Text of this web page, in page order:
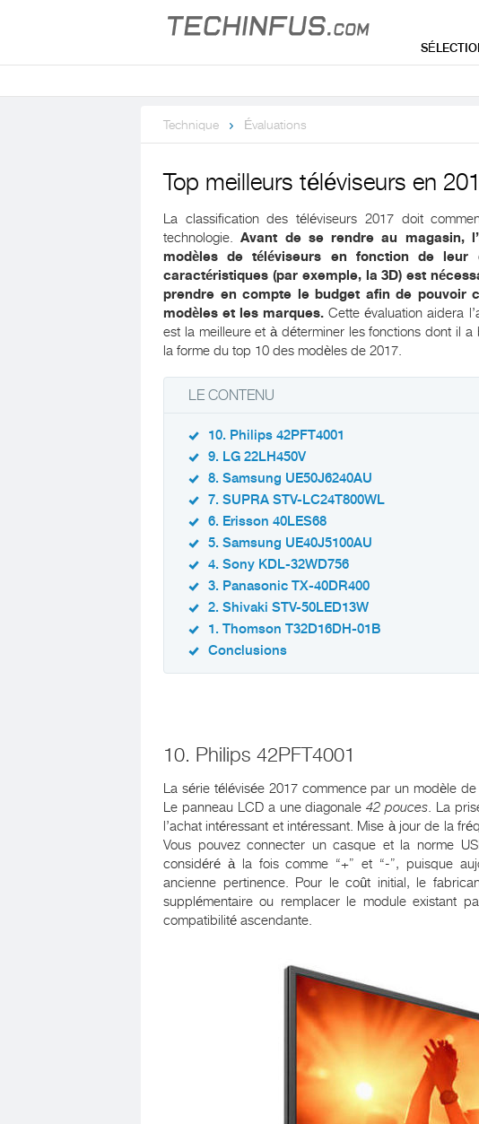
Technique Évaluations
Top meilleurs téléviseurs en
La classification des téléviseurs 2017 doit
technologie.Avant de se rendre au magasin,
modèles de téléviseurs en fonction de leur
caractéristiques (par exemple, la 3D) est
prendre en compte le budget afin de pouvoir
modèles et les marques.Cette évaluation aidera
est la meilleure et à déterminer les fonctions dont il
la forme du top 10 des modèles de 2017.
LE CONTENU
10. Philips 42PFT4001
9. LG 22LH450V
8. Samsung UE50J6240AU
7. SUPRA STV-LC24T800WL
6. Erisson 40LES68
5. Samsung UE40J5100AU
4. Sony KDL-32WD756
3. Panasonic TX-40DR400
2. Shivaki STV-50LED13W
1. Thomson T32D16DH-01B
Conclusions
10. Philips 42PFT4001
La série télévisée 2017 commence par un modèle
Le panneau LCD a une diagonale42 pouces. La
l’achat intéressant et intéressant. Mise à jour de la
Vous pouvez connecter un casque et la norme
considéré à la fois comme “+” et “-”, puisque
ancienne pertinence. Pour le coût initial, le
supplémentaire ou remplacer le module existant
compatibilité ascendante.